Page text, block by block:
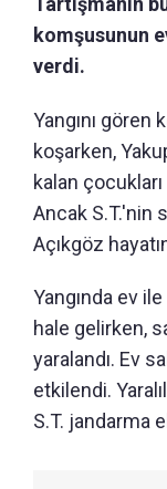
komşusunun
verdi.
Yangını gören
koşarken,
kalan
Ancak S.T.'nin
Açıkgöz
Yangında ev
hale gelirken,
yaralandı. Ev
etkilendi.
S.T. jandarma